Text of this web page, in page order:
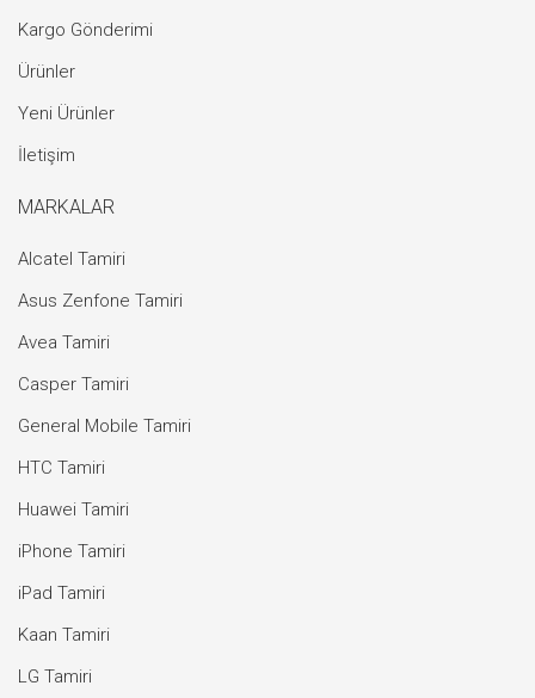
Kargo Gönderimi
Ürünler
Yeni Ürünler
İletişim
MARKALAR
Alcatel Tamiri
Asus Zenfone Tamiri
Avea Tamiri
Casper Tamiri
General Mobile Tamiri
HTC Tamiri
Huawei Tamiri
iPhone Tamiri
iPad Tamiri
Kaan Tamiri
LG Tamiri